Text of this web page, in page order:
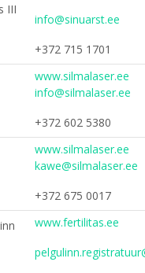
III
info@sinuarst.ee
+372 715 1701
www.silmalaser.ee
info@silmalaser.ee
+372 602 5380
www.silmalaser.ee
kawe@silmalaser.ee
+372 675 0017
www.fertilitas.ee